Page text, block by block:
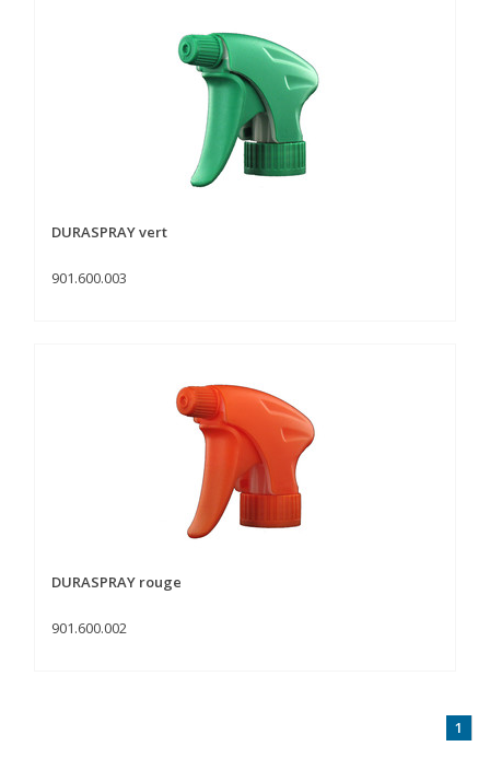
DURASPRAY vert
901.600.003
DURASPRAY rouge
901.600.002
1